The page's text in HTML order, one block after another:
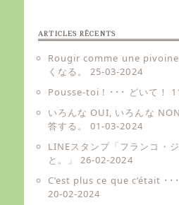
ARTICLES RÉCENTS
Rougir comme une pivoine
くなる。
25-03-2024
Pousse-toi ! ･･･ どいて！
いろんな OUI, いろんな
答する。
01-03-2024
LINEスタンプ「フランコ・
と。」
26-02-2024
C’est plus ce que c’était ･･
20-02-2024